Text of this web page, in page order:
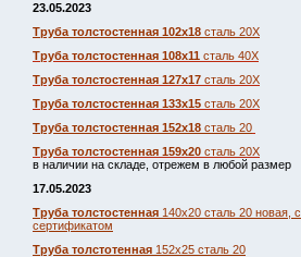
23.05.2023
Труба толстостенная 102х18 сталь 20Х
Труба толстостенная 108х11 сталь 40Х
Труба толстостенная 127х17 сталь 20Х
Труба толстостенная 133х15 сталь 20Х
Труба толстостенная 152х18 сталь 20
Труба толстостенная 159х20 сталь 20Х
в наличии на складе, отрежем в любой размер
17.05.2023
Труба толстостенная 140х20 сталь 20 новая, с
сертификатом
Труба толстотенная 152х25 сталь 20